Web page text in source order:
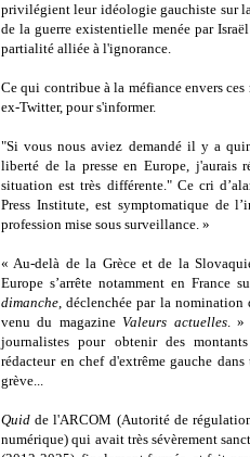
privilégient leur idéologie gauchiste sur
de la guerre existentielle menée par
partialité alliée à l'ignorance.
Ce qui contribue à la méfiance envers
ex-Twitter, pour s'informer.
"Si vous nous aviez demandé il y a
liberté de la presse en Europe, j'aurais
situation est très différente." Ce cri
Press Institute, est symptomatique de
profession mise sous surveillance. »
« Au-delà de la Grèce et de la
Europe s’arrête notamment en France
dimanche, déclenchée par la nomination
venu du magazineValeurs actuelles. »
journalistes pour obtenir des
rédacteur en chef d'extrême gauche
grève...
Quidde l'ARCOM (Autorité de
numérique) qui avait très sévèrement